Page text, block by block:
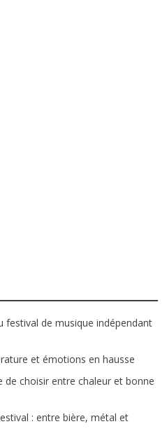
festival de musique indépendant
et émotions en hausse
de choisir entre chaleur et bonne
: entre bière, métal et